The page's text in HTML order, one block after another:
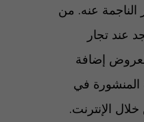
الناجمة عنه. من
عند تجار
إضافة
المنشورة في
الإنترنت.